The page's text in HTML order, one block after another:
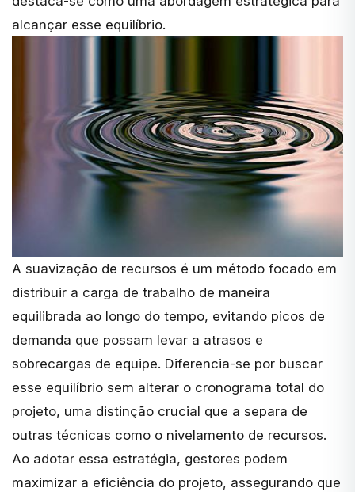
alcançar esse equilíbrio.
A suavização de recursos é um método focado em
distribuir a carga de trabalho de maneira
equilibrada ao longo do tempo, evitando picos de
demanda que possam levar a atrasos e
sobrecargas de equipe. Diferencia-se por buscar
esse equilíbrio sem alterar o cronograma total do
projeto, uma distinção crucial que a separa de
outras técnicas como o nivelamento de recursos.
Ao adotar essa estratégia, gestores podem
maximizar a eficiência do projeto, assegurando que